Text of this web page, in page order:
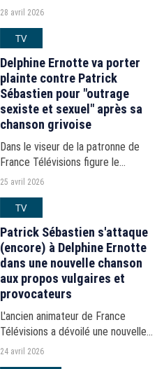
justice de la patronne de France
chanson à son nom.
28 avril 2026
TV
Delphine Ernotte va porter
plainte contre Patrick
Sébastien pour "outrage
sexiste et sexuel" après sa
chanson grivoise
Dans le viseur de la patronne de
France Télévisions figure le
morceau paillard du provocateur,
service public.
25 avril 2026
TV
Patrick Sébastien s'attaque
(encore) à Delphine Ernotte
dans une nouvelle chanson
aux propos vulgaires et
provocateurs
L'ancien animateur de France
Télévisions a dévoilé une nouvelle
chanson inédite au langage fleuri,
24 avril 2026